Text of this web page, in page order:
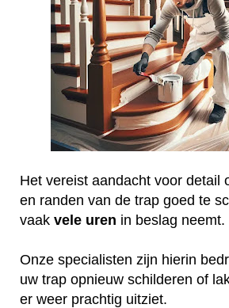
Het vereist aandacht voor detail
en randen van de trap goed te
vaak vele uren in beslag neemt.
Onze specialisten zijn hierin
uw trap opnieuw schilderen of
er weer prachtig uitziet.